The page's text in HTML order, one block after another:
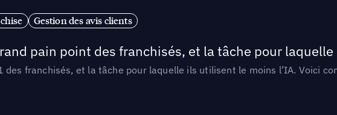
Gestion des avis clients
pain point des franchisés, et la tâche pour
des franchisés, et la tâche pour laquelle ils utilisent le moins l’IA. Voici